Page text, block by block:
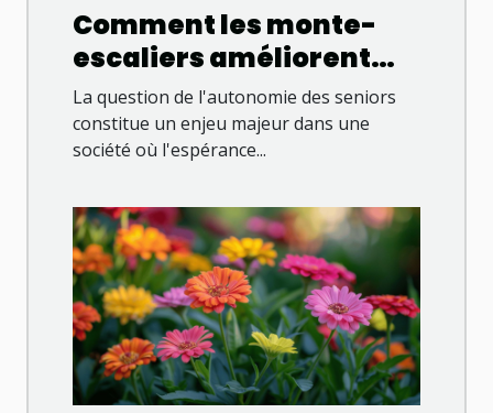
Comment les monte-
escaliers améliorent
l'autonomie des seniors
La question de l'autonomie des seniors
constitue un enjeu majeur dans une
société où l'espérance...